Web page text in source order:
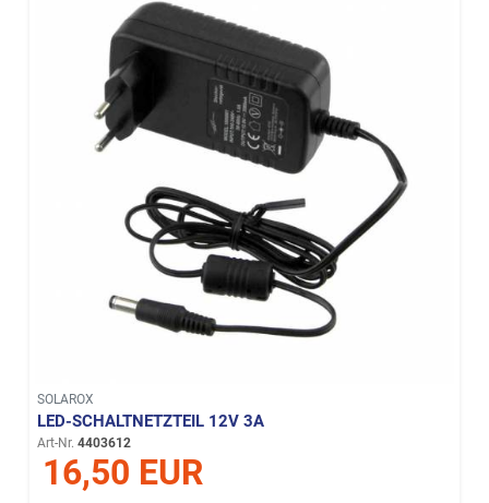
SOLAROX
LED-SCHALTNETZTEIL 12V 3A
Art-Nr. 4403612
16,50 EUR